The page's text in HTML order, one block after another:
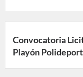
Convocatoria
Playón